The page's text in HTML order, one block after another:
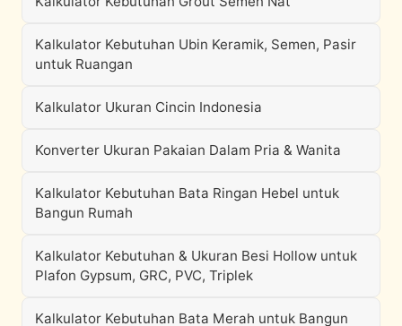
Kalkulator Kebutuhan Ubin Keramik, Semen, Pasir
untuk Ruangan
Kalkulator Ukuran Cincin Indonesia
Konverter Ukuran Pakaian Dalam Pria & Wanita
Kalkulator Kebutuhan Bata Ringan Hebel untuk
Bangun Rumah
Kalkulator Kebutuhan & Ukuran Besi Hollow untuk
Plafon Gypsum, GRC, PVC, Triplek
Kalkulator Kebutuhan Bata Merah untuk Bangun